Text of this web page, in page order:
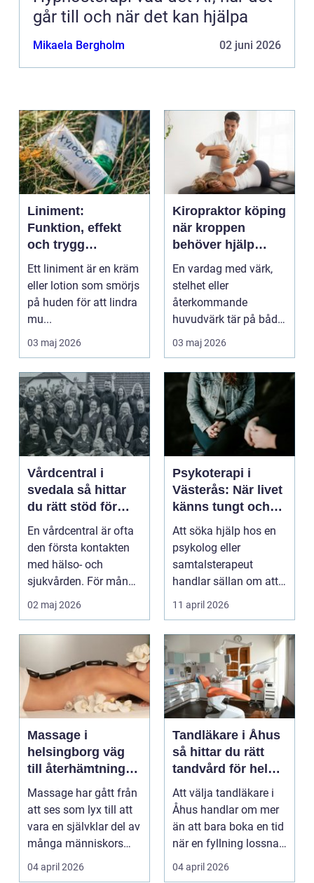
går till och när det kan hjälpa
Mikaela Bergholm 02 juni 2026
Liniment:
Funktion, effekt
och trygg
användning
Ett liniment är en kräm
eller lotion som smörjs
på huden för att lindra
mu...
03 maj 2026
Kiropraktor köping
när kroppen
behöver hjälp
tillbaka
En vardag med värk,
stelhet eller
återkommande
huvudvärk tär på både
ork och humör. Många
går länge ...
03 maj 2026
Vårdcentral i
svedala så hittar
du rätt stöd för
hela familjen
En vårdcentral är ofta
den första kontakten
med hälso- och
sjukvården. För många
i Svedala handlar v...
02 maj 2026
Psykoterapi i
Västerås: När livet
känns tungt och
du behöver prata
med någon
Att söka hjälp hos en
psykolog eller
samtalsterapeut
handlar sällan om att
vara svag....
11 april 2026
Massage i
helsingborg väg
till återhämtning
och hållbar hälsa
Massage har gått från
att ses som lyx till att
vara en självklar del av
många människors
friskvård. ...
04 april 2026
Tandläkare i Åhus
så hittar du rätt
tandvård för hela
familjen
Att välja tandläkare i
Åhus handlar om mer
än att bara boka en tid
när en fyllning lossnar
eller en ...
04 april 2026